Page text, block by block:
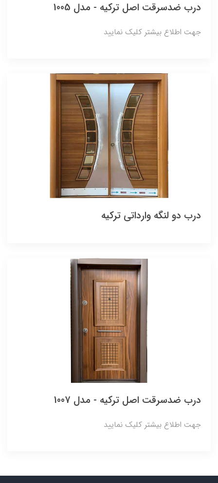
درب ضدسرقت اصل ترکیه - مدل 1005
جهت اطلاع بیشتر کلیک نمایید
درب دو لنگه وارداتی ترکیه
درب ضدسرقت اصل ترکیه - مدل 1007
جهت اطلاع بیشتر کلیک نمایید